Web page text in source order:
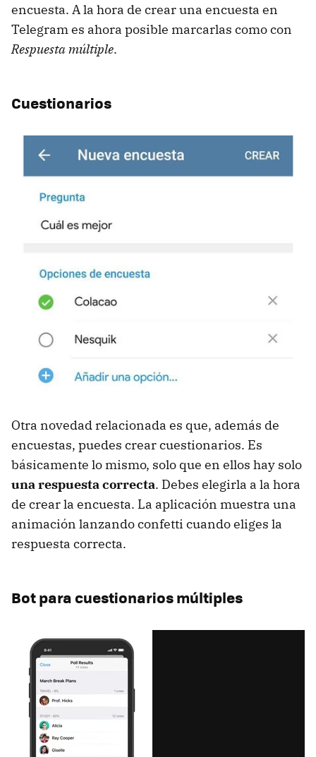
encuesta. A la hora de crear una encuesta en
Telegram es ahora posible marcarlas como con
Respuesta múltiple.
Cuestionarios
Otra novedad relacionada es que, además de
encuestas, puedes crear cuestionarios. Es
básicamente lo mismo, solo que en ellos hay solo
una respuesta correcta. Debes elegirla a la hora
de crear la encuesta. La aplicación muestra una
animación lanzando confetti cuando eliges la
respuesta correcta.
Bot para cuestionarios múltiples